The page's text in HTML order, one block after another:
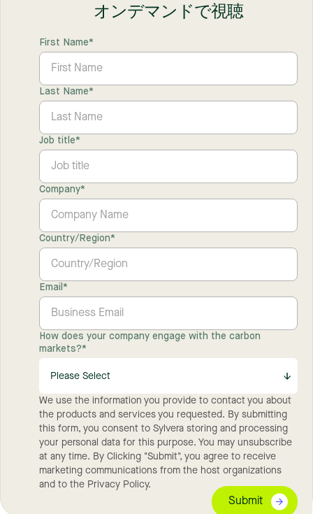
オンデマンドで視聴
First Name*
Last Name*
Job title*
Company*
Country/Region*
Email *
How does your company engage with the carbon
markets?*
We use the information you provide to contact you about
the products and services you requested. By submitting
this form, you consent to Sylvera storing and processing
your personal data for this purpose. You may unsubscribe
at any time. By Clicking "Submit", you agree to receive
marketing communications from the host organizations
and to the Privacy Policy.